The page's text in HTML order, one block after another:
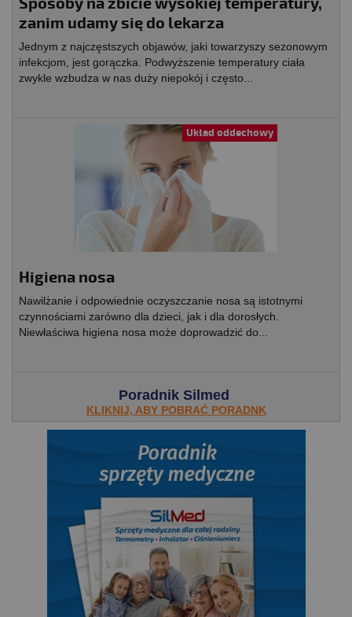
zanim udamy się do lekarza
Jednym z najczęstszych objawów, jaki towarzyszy sezonowym
infekcjom, jest gorączka. Podwyższenie temperatury ciała
zwykle wzbudza w nas duży niepokój i często...
Układ oddechowy
Higiena nosa
Nawilżanie i odpowiednie oczyszczanie nosa są istotnymi
czynnościami zarówno dla dzieci, jak i dla dorosłych.
Niewłaściwa higiena nosa może doprowadzić do...
Poradnik Silmed
KLIKNIJ, ABY POBRAĆ PORADNK